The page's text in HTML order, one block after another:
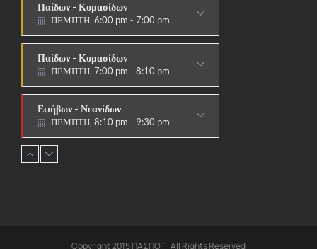
Παίδων - Κορασίδων
ΠΕΜΠΤΗ, 6:00 pm - 7:00 pm
ΣΤΟΧΟΙ-ΑΣΠΙΔΕΣ
Παίδων - Κορασίδων
ΠΕΜΠΤΗ, 7:00 pm - 8:10 pm
ΠΑΡΑΔΟΣΙΑΚΟ
Εφήβων - Νεανίδων
ΠΕΜΠΤΗ, 8:10 pm - 9:30 pm
ΠΑΡΑΔΟΣΙΑΚΟ HAPKIDO &
ΑΥΤΟΑΜΥΝΑ
Ανδρών - Γυναικών
Copyright 2015 ΠΑΣΠΟΤ | All Rights Reserved